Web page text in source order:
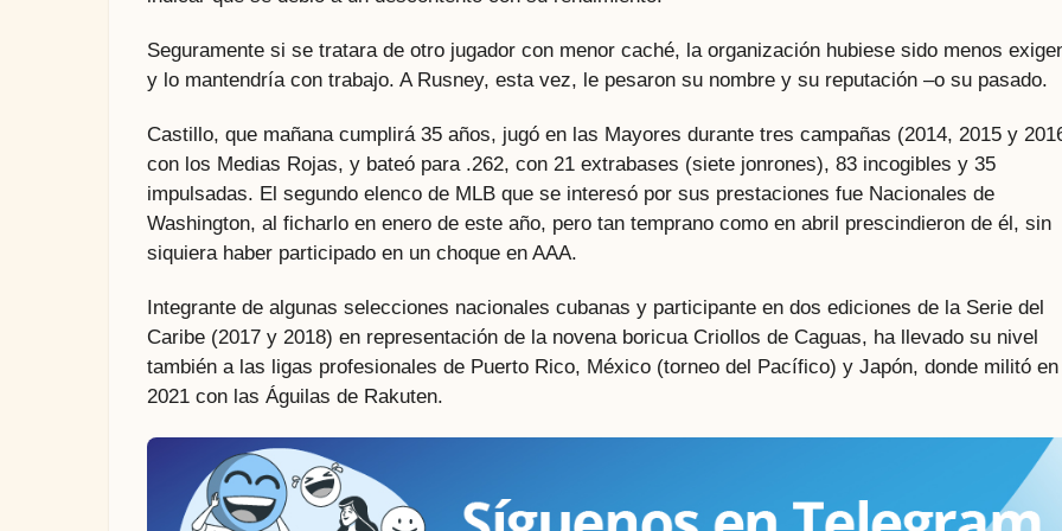
Seguramente si se tratara de otro jugador con menor caché, la organización hubiese sido menos
y lo mantendría con trabajo. A Rusney, esta vez, le pesaron su nombre y su reputación –o su pasado.
Castillo, que mañana cumplirá 35 años, jugó en las Mayores durante tres campañas (2014, 2015 y
con los Medias Rojas, y bateó para .262, con 21 extrabases (siete jonrones), 83 incogibles y 35
impulsadas. El segundo elenco de MLB que se interesó por sus prestaciones fue Nacionales de
Washington, al ficharlo en enero de este año, pero tan temprano como en abril prescindieron de él, sin
siquiera haber participado en un choque en AAA.
Integrante de algunas selecciones nacionales cubanas y participante en dos ediciones de la Serie del
Caribe (2017 y 2018) en representación de la novena boricua Criollos de Caguas, ha llevado su nivel
también a las ligas profesionales de Puerto Rico, México (torneo del Pacífico) y Japón, donde militó en
2021 con las Águilas de Rakuten.